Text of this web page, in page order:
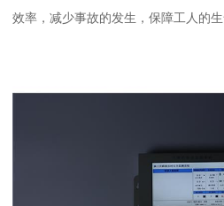
效率，减少事故的发生，保障工人的生